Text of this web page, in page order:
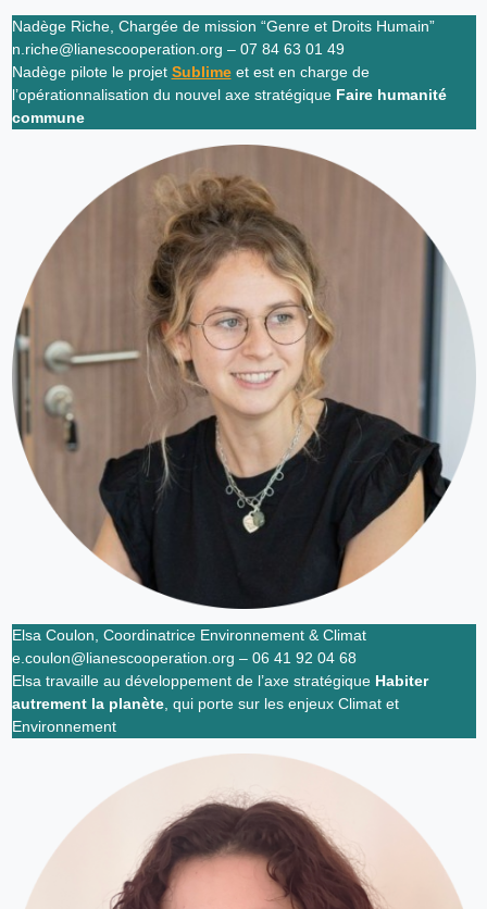
Nadège Riche, Chargée de mission “Genre et Droits Humain”
n.riche@lianescooperation.org – 07 84 63 01 49
Nadège pilote le projet Sublime et est en charge de
l’opérationnalisation du nouvel axe stratégique Faire humanité
commune
Elsa Coulon, Coordinatrice Environnement & Climat
e.coulon@lianescooperation.org – 06 41 92 04 68
Elsa travaille au développement de l’axe stratégique Habiter
autrement la planète, qui porte sur les enjeux Climat et
Environnement